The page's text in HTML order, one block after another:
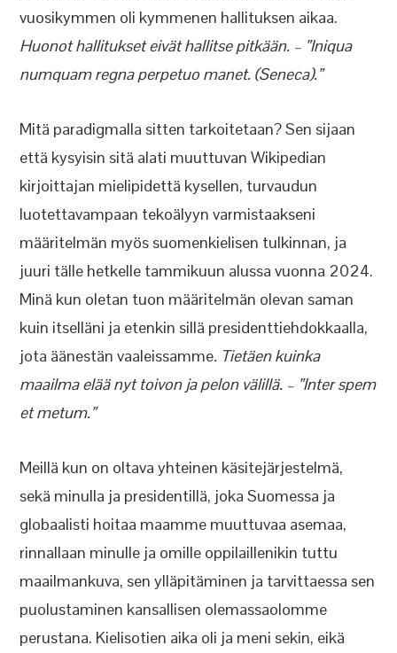
vuosikymmen oli kymmenen hallituksen aikaa.
Huonot hallitukset eivät hallitse pitkään. – ”Iniqua
numquam regna perpetuo manet. (Seneca).”
Mitä paradigmalla sitten tarkoitetaan? Sen sijaan
että kysyisin sitä alati muuttuvan Wikipedian
kirjoittajan mielipidettä kysellen, turvaudun
luotettavampaan tekoälyyn varmistaakseni
määritelmän myös suomenkielisen tulkinnan, ja
juuri tälle hetkelle tammikuun alussa vuonna 2024.
Minä kun oletan tuon määritelmän olevan saman
kuin itselläni ja etenkin sillä presidenttiehdokkaalla,
jota äänestän vaaleissamme. Tietäen kuinka
maailma elää nyt toivon ja pelon välillä. – ”Inter spem
et metum.”
Meillä kun on oltava yhteinen käsitejärjestelmä,
sekä minulla ja presidentillä, joka Suomessa ja
globaalisti hoitaa maamme muuttuvaa asemaa,
rinnallaan minulle ja omille oppilaillenikin tuttu
maailmankuva, sen ylläpitäminen ja tarvittaessa sen
puolustaminen kansallisen olemassaolomme
perustana. Kielisotien aika oli ja meni sekin, eikä